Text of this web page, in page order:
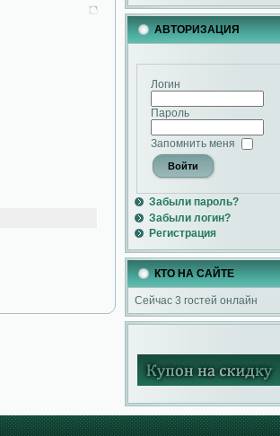
АВТОРИЗАЦИЯ
Логин
Пароль
Запомнить меня
Забыли пароль?
Забыли логин?
Регистрация
КТО НА САЙТЕ
Сейчас 3 гостей онлайн